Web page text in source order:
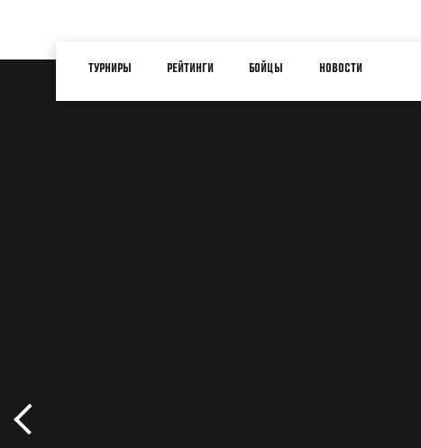
navigation
ТУРНИРЫ РЕЙТИНГИ БОЙЦЫ НОВОСТИ